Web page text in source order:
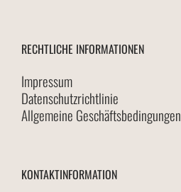
RECHTLICHE INFORMATIONEN
Impressum
Datenschutzrichtlinie
Allgemeine Geschäftsbedingungen
KONTAKTINFORMATION